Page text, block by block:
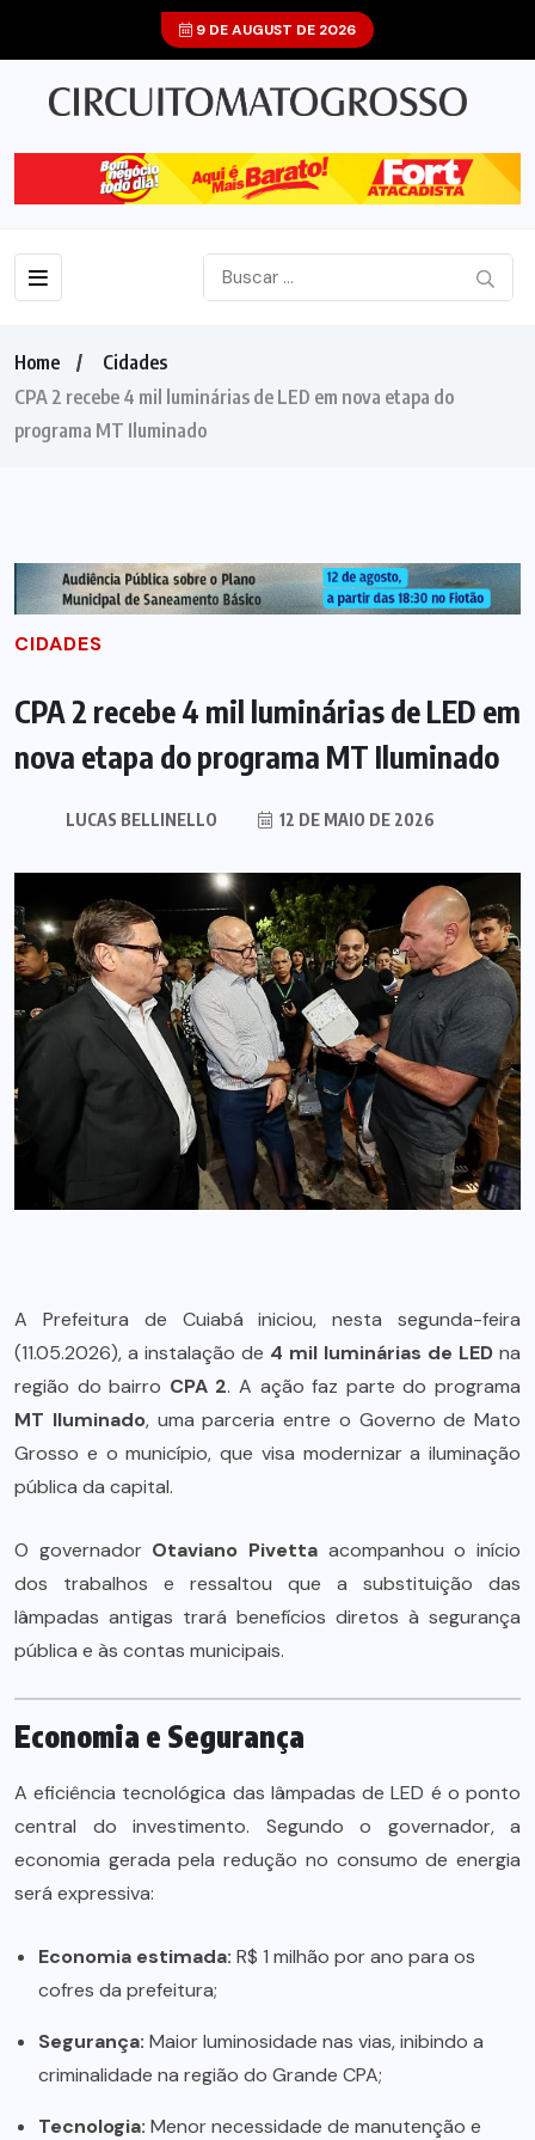
9 DE AUGUST DE 2026
Home
Cidades
CPA 2 recebe 4 mil luminárias de LED em nova etapa do
programa MT Iluminado
CIDADES
CPA 2 recebe 4 mil luminárias de LED em
nova etapa do programa MT Iluminado
LUCAS BELLINELLO 12 DE MAIO DE 2026
A Prefeitura de Cuiabá iniciou, nesta segunda-feira
(11.05.2026), a instalação de 4 mil luminárias de LED na
região do bairro CPA 2. A ação faz parte do programa
MT Iluminado, uma parceria entre o Governo de Mato
Grosso e o município, que visa modernizar a iluminação
pública da capital.
O governador Otaviano Pivetta acompanhou o início
dos trabalhos e ressaltou que a substituição das
lâmpadas antigas trará benefícios diretos à segurança
pública e às contas municipais.
Economia e Segurança
A eficiência tecnológica das lâmpadas de LED é o ponto
central do investimento. Segundo o governador, a
economia gerada pela redução no consumo de energia
será expressiva:
Economia estimada: R$ 1 milhão por ano para os
cofres da prefeitura;
Segurança: Maior luminosidade nas vias, inibindo a
criminalidade na região do Grande CPA;
Tecnologia: Menor necessidade de manutenção e